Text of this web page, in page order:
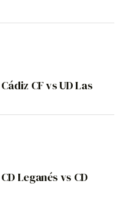
CF vs UD Las
Leganés vs CD